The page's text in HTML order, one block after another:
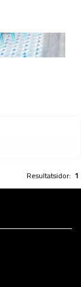
Resultatsidor: 1